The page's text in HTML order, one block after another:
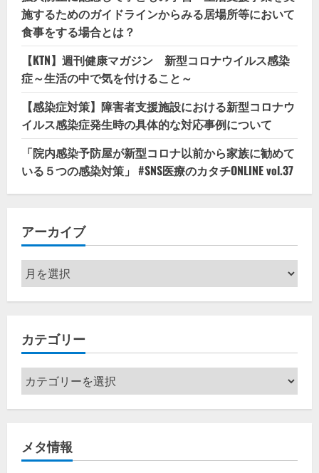
施するためのガイドラインからみる居場所等において
食事をする場合とは？
【KTN】週刊健康マガジン 新型コロナウイルス感染
症～生活の中で気を付けること～
【感染症対策】障害者支援施設における新型コロナウ
イルス感染症発生時の具体的な対応事例について
「院内感染予防屋が新型コロナ以前から家族に勧めて
いる５つの感染対策」 #SNS医療のカタチONLINE vol.37
アーカイブ
ア
ー
カ
ブ
カテゴリー
カ
テ
ゴ
ー
メタ情報